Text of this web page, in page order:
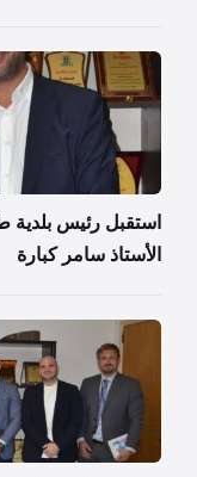
استقبل رئيس بلدية
الأستاذ سامر كبارة